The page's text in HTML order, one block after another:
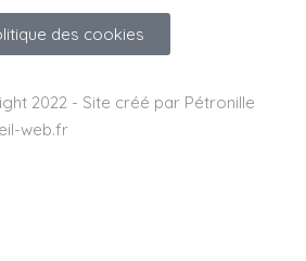
des cookies
2022 - Site créé par Pétronille
web.fr